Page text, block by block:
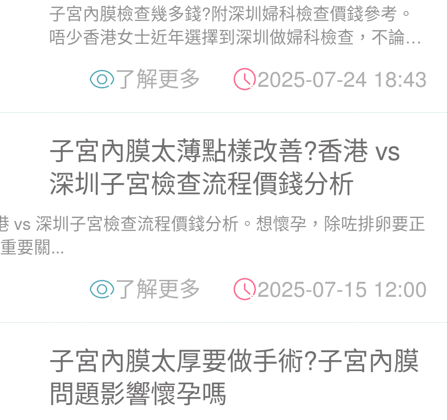
子宮內膜檢查幾多錢?附深圳婦科檢查價錢參考。
唔少香港女士近年選擇到深圳做婦科檢查，不論係
了解更多 2025-07-24 18:43
子宮內膜太薄點樣改善?香港 vs
深圳子宮檢查流程價錢分析
vs 深圳子宮檢查流程價錢分析。想懷孕，除咗排卵要正
要關...
了解更多 2025-07-15 12:00
子宮內膜太厚要做手術?子宮內膜
問題影響懷孕嗎